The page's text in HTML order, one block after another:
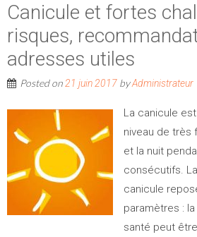
Canicule et fortes
risques,
adresses utiles
Posted on21 juin 2017 byAdministrateur
La canicule
niveau de très
et la nuit
consécutifs.
canicule
paramètres :
santé peut